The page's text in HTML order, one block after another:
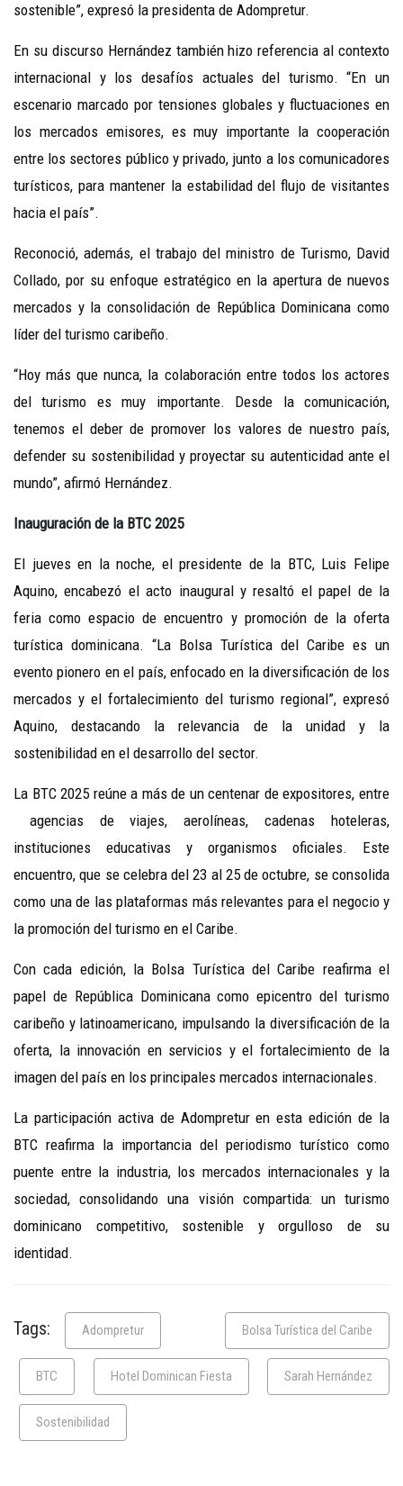
sostenible”, expresó la presidenta de Adompretur.
En su discurso Hernández también hizo referencia al contexto
internacional y los desafíos actuales del turismo. “En un
escenario marcado por tensiones globales y fluctuaciones en
los mercados emisores, es muy importante la cooperación
entre los sectores público y privado, junto a los comunicadores
turísticos, para mantener la estabilidad del flujo de visitantes
hacia el país”.
Reconoció, además, el trabajo del ministro de Turismo, David
Collado, por su enfoque estratégico en la apertura de nuevos
mercados y la consolidación de República Dominicana como
líder del turismo caribeño.
“Hoy más que nunca, la colaboración entre todos los actores
del turismo es muy importante. Desde la comunicación,
tenemos el deber de promover los valores de nuestro país,
defender su sostenibilidad y proyectar su autenticidad ante el
mundo”, afirmó Hernández.
Inauguración de la BTC 2025
El jueves en la noche, el presidente de la BTC, Luis Felipe
Aquino, encabezó el acto inaugural y resaltó el papel de la
feria como espacio de encuentro y promoción de la oferta
turística dominicana. “La Bolsa Turística del Caribe es un
evento pionero en el país, enfocado en la diversificación de los
mercados y el fortalecimiento del turismo regional”, expresó
Aquino, destacando la relevancia de la unidad y la
sostenibilidad en el desarrollo del sector.
La BTC 2025 reúne a más de un centenar de expositores, entre
agencias de viajes, aerolíneas, cadenas hoteleras,
instituciones educativas y organismos oficiales. Este
encuentro, que se celebra del 23 al 25 de octubre, se consolida
como una de las plataformas más relevantes para el negocio y
la promoción del turismo en el Caribe.
Con cada edición, la Bolsa Turística del Caribe reafirma el
papel de República Dominicana como epicentro del turismo
caribeño y latinoamericano, impulsando la diversificación de la
oferta, la innovación en servicios y el fortalecimiento de la
imagen del país en los principales mercados internacionales.
La participación activa de Adompretur en esta edición de la
BTC reafirma la importancia del periodismo turístico como
puente entre la industria, los mercados internacionales y la
sociedad, consolidando una visión compartida: un turismo
dominicano competitivo, sostenible y orgulloso de su
identidad.
Tags: Adompretur Bolsa Turística del Caribe
BTC Hotel Dominican Fiesta Sarah Hernández
Sostenibilidad